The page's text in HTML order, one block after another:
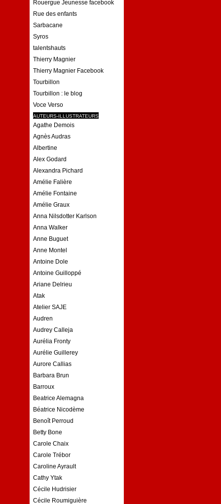
Rouergue Jeunesse facebook
Rue des enfants
Sarbacane
Syros
talentshauts
Thierry Magnier
Thierry Magnier Facebook
Tourbillon
Tourbillon : le blog
Voce Verso
AUTEURS-ILLUSTRATEURS
Agathe Demois
Agnès Audras
Albertine
Alex Godard
Alexandra Pichard
Amélie Falière
Amélie Fontaine
Amélie Graux
Anna Nilsdotter Karlson
Anna Walker
Anne Buguet
Anne Montel
Antoine Dole
Antoine Guilloppé
Ariane Delrieu
Atak
Atelier SAJE
Audren
Audrey Calleja
Aurélia Fronty
Aurélie Guillerey
Aurore Callias
Barbara Brun
Barroux
Beatrice Alemagna
Béatrice Nicodème
Benoît Perroud
Betty Bone
Carole Chaix
Carole Trébor
Caroline Ayrault
Cathy Ytak
Cécile Hudrisier
Cécile Roumiguière